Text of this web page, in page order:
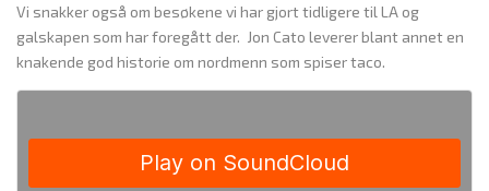
Vi snakker også om besøkene vi har gjort tidligere til LA og
galskapen som har foregått der. Jon Cato leverer blant annet en
knakende god historie om nordmenn som spiser taco.